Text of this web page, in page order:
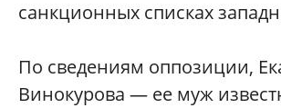
санкционных списках
По сведениям оппозиции,
Винокурова — ее муж